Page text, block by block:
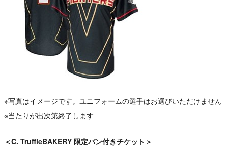
※写真はイメージです。ユニフォームの選手はお選びいただけません
※当たりが出次第終了します
＜C. TruffleBAKERY 限定パン付きチケット＞